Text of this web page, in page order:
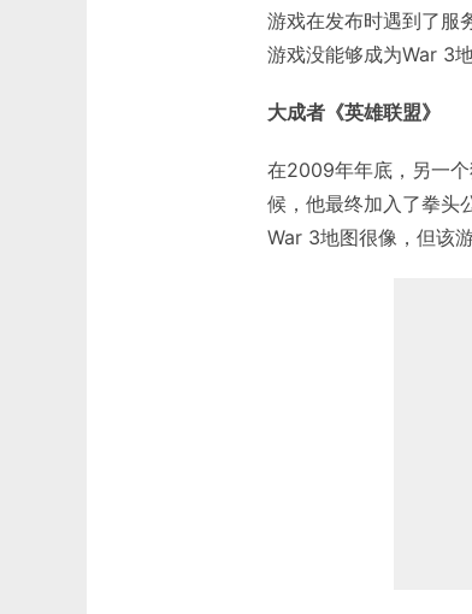
游戏在发布时遇到了服
游戏没能够成为War 3
大成者《英雄联盟》
在2009年年底，另一
候，他最终加入了拳头
War 3地图很像，但该